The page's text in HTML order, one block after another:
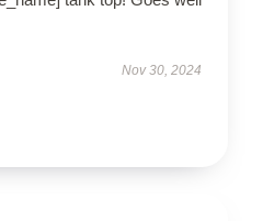
Nov 30, 2024